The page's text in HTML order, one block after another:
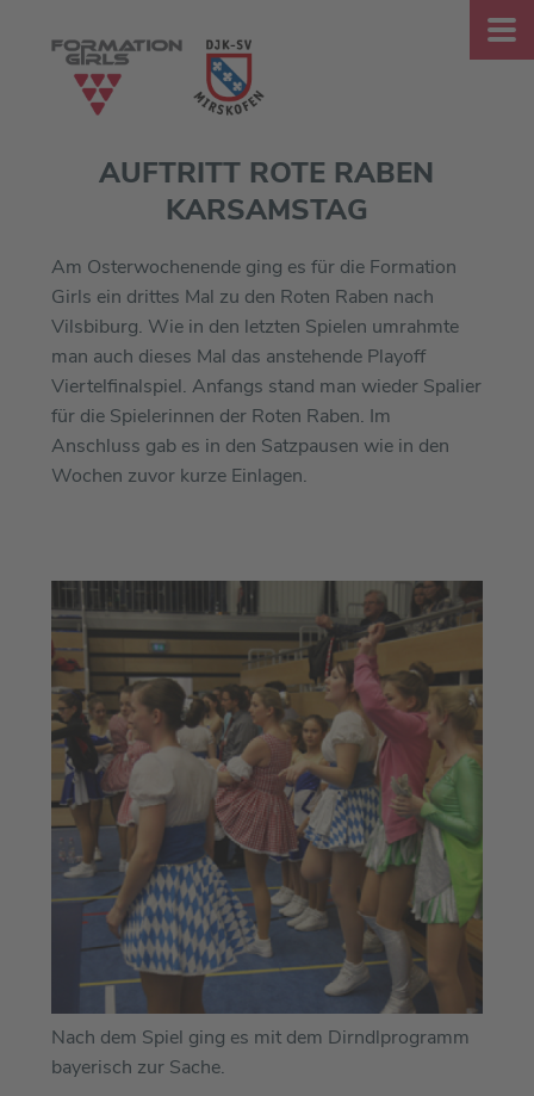
AUFTRITT ROTE RABEN
KARSAMSTAG
Am Osterwochenende ging es für die Formation
Girls ein drittes Mal zu den Roten Raben nach
Vilsbiburg. Wie in den letzten Spielen umrahmte
man auch dieses Mal das anstehende Playoff
Viertelfinalspiel. Anfangs stand man wieder Spalier
für die Spielerinnen der Roten Raben. Im
Anschluss gab es in den Satzpausen wie in den
Wochen zuvor kurze Einlagen.
Nach dem Spiel ging es mit dem Dirndlprogramm
bayerisch zur Sache.